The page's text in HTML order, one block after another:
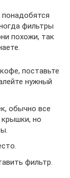
понадобятся
фильтры
похожи, так
поставьте
нужный
обычно все
крышки, но
фильтр.